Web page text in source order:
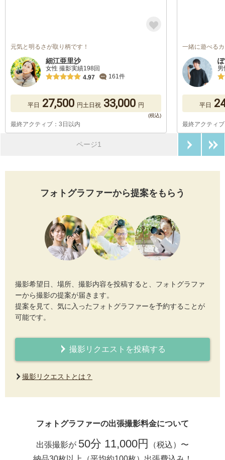
元気と明るさが取り柄です！
細江亜里沙
女性 撮影実績198回
4.97
161件
平日 27,500 円土日祝 33,000 円
最終アクティブ：3日以内
一緒に遊べる
平日
最終アクティ
ページ1
フォトグラファーから提案をもらう
撮影希望日、場所、撮影内容を投稿すると、フォトグラファ
ーから撮影の提案が届きます。
提案を見て、気に入ったフォトグラファーを予約することが
可能です。
撮影リクエストを投稿する
撮影リクエストとは？
フォトグラファーの出張撮影料金について
出張撮影が 50分 11,000円
（税込）〜